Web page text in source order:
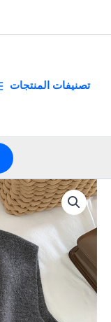
تصنيفات المنتجات